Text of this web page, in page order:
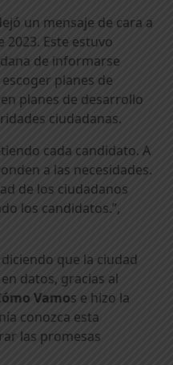
un mensaje de cara a
2023. Este estuvo
de informarse
planes de
planes de desarrollo
ciudadanas.
cada candidato. A
a las necesidades.
de los ciudadanos
los candidatos.”,
que la ciudad
datos, gracias al
Vamos e hizo la
conozca esta
las promesas